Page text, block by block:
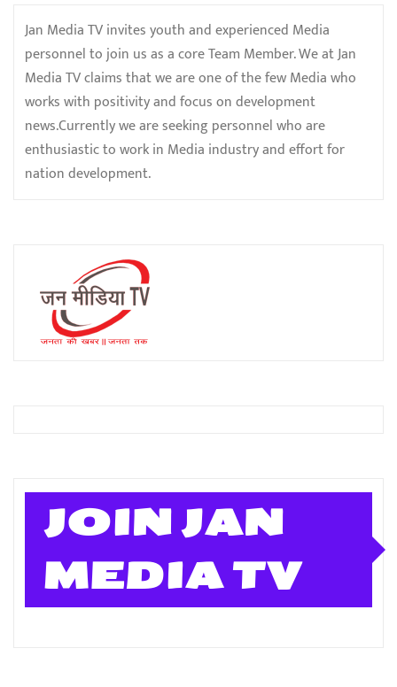
Jan Media TV invites youth and experienced Media
personnel to join us as a core Team Member. We at Jan
Media TV claims that we are one of the few Media who
works with positivity and focus on development
news.Currently we are seeking personnel who are
enthusiastic to work in Media industry and effort for
nation development.
JOIN JAN
MEDIA TV